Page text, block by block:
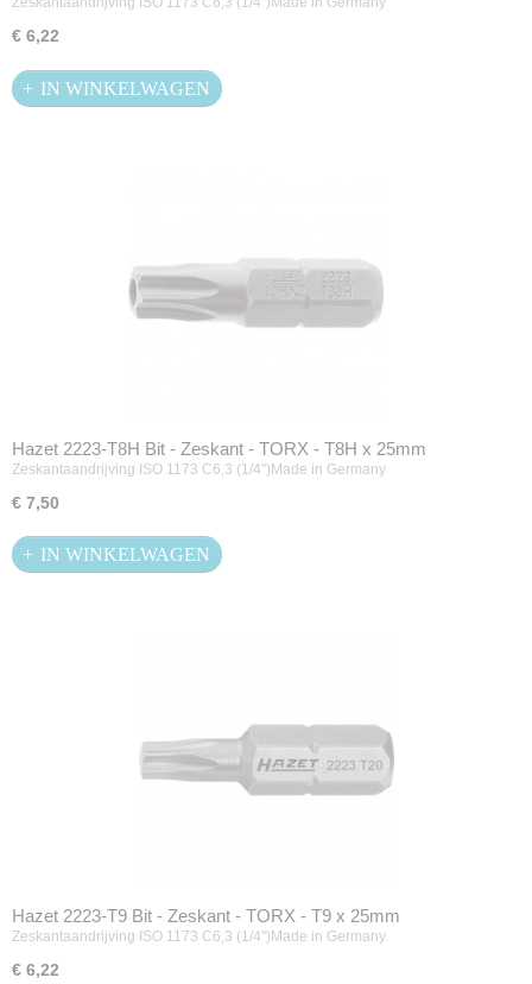
€ 6,22
IN WINKELWAGEN
Hazet 2223-T8H Bit - Zeskant - TORX - T8H x 25mm
Zeskantaandrijving ISO 1173 C6,3 (1/4'')Made in Germany
€ 7,50
IN WINKELWAGEN
Hazet 2223-T9 Bit - Zeskant - TORX - T9 x 25mm
Zeskantaandrijving ISO 1173 C6,3 (1/4'')Made in Germany
€ 6,22